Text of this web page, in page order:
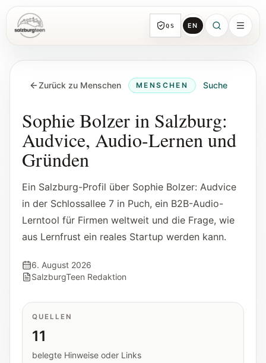
SalzburgTeen QS EN
Alle Themen-Rubriken mit repräsentativen
Suche
Von jeder Seite direkt zur nächsten
brauchbaren Spur.
Kalender
Jugendrelevante Termine, Schnupperstunden
und geprüfte Einreichungen.
Tools
Orientierungshilfen.
Hilfe
Unterstützung, Elternfragen und offizielle
Zurück zu Menschen MENSCHEN Suche
Sophie Bolzer in Salzburg:
Audvice, Audio-Lernen und
Gründen
Ein Salzburg-Profil über Sophie Bolzer: Audvice
in der Schlossallee 7 in Puch, ein B2B-Audio-
Lerntool für Firmen weltweit und die Frage, wie
aus Lernfrust ein reales Startup werden kann.
6. August 2026
SalzburgTeen Redaktion
QUELLEN
11
belegte Hinweise oder Links